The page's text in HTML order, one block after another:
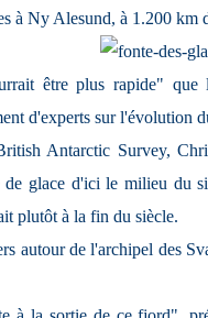
à Ny Alesund, à 1.200 km
être plus rapide"
d'experts sur l'évolution
Antarctic Survey,
glace d'ici le milieu du
plutôt à la fin du siècle.
autour de l'archipel des